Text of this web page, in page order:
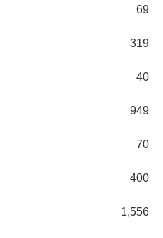
69
319
40
949
70
400
1,556